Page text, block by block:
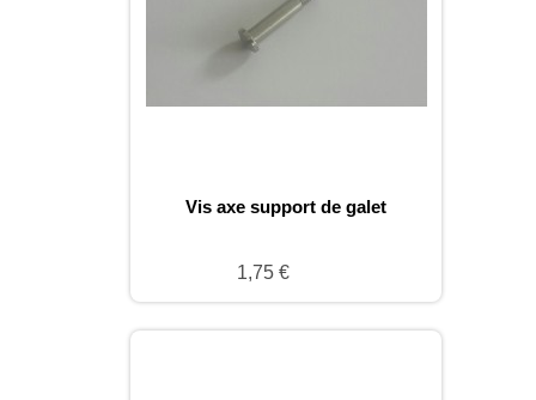
Vis axe support de galet
1,75 €